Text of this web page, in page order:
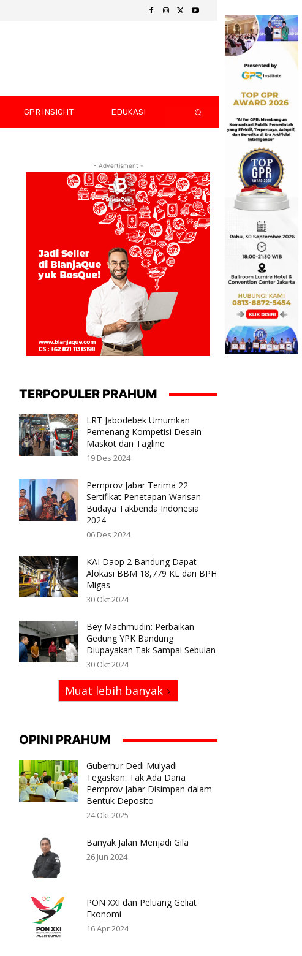
GPR INSIGHT EDUKASI
- Advertisment -
TERPOPULER PRAHUM
LRT Jabodebek Umumkan
Pemenang Kompetisi Desain
Maskot dan Tagline
19 Des 2024
Pemprov Jabar Terima 22
Sertifikat Penetapan Warisan
Budaya Takbenda Indonesia
2024
06 Des 2024
KAI Daop 2 Bandung Dapat
Alokasi BBM 18,779 KL dari BPH
Migas
30 Okt 2024
Bey Machmudin: Perbaikan
Gedung YPK Bandung
Diupayakan Tak Sampai Sebulan
30 Okt 2024
Muat lebih banyak
OPINI PRAHUM
Gubernur Dedi Mulyadi
Tegaskan: Tak Ada Dana
Pemprov Jabar Disimpan dalam
Bentuk Deposito
24 Okt 2025
Banyak Jalan Menjadi Gila
26 Jun 2024
PON XXI dan Peluang Geliat
Ekonomi
16 Apr 2024